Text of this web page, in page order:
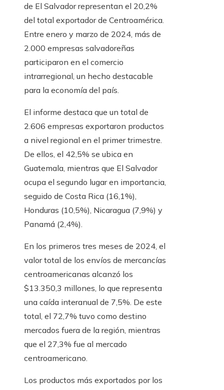
de El Salvador representan el 20,2%
del total exportador de Centroamérica.
Entre enero y marzo de 2024, más de
2.000 empresas salvadoreñas
participaron en el comercio
intrarregional, un hecho destacable
para la economía del país.
El informe destaca que un total de
2.606 empresas exportaron productos
a nivel regional en el primer trimestre.
De ellos, el 42,5% se ubica en
Guatemala, mientras que El Salvador
ocupa el segundo lugar en importancia,
seguido de Costa Rica (16,1%),
Honduras (10,5%), Nicaragua (7,9%) y
Panamá (2,4%).
En los primeros tres meses de 2024, el
valor total de los envíos de mercancías
centroamericanas alcanzó los
$13.350,3 millones, lo que representa
una caída interanual de 7,5%. De este
total, el 72,7% tuvo como destino
mercados fuera de la región, mientras
que el 27,3% fue al mercado
centroamericano.
Los productos más exportados por los